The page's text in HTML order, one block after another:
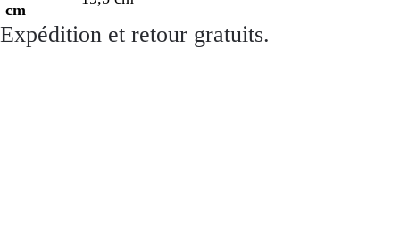
cm
Expédition et retour gratuits.